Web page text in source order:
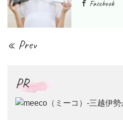
Facebook
« Prev
PR